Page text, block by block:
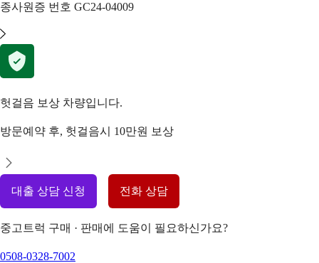
종사원증 번호 GC24-04009
헛걸음 보상 차량입니다.
방문예약 후, 헛걸음시 10만원 보상
대출 상담 신청 전화 상담
중고트럭 구매 · 판매에 도움이 필요하신가요?
0508-0328-7002